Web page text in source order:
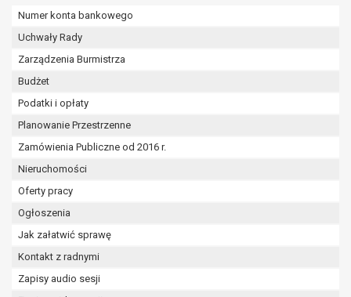
Numer konta bankowego
Uchwały Rady
Zarządzenia Burmistrza
Budżet
Podatki i opłaty
Planowanie Przestrzenne
Zamówienia Publiczne od 2016 r.
Nieruchomości
Oferty pracy
Ogłoszenia
Jak załatwić sprawę
Kontakt z radnymi
Zapisy audio sesji
interesie publicznym lub w ramach
powierzonej administratorowi bądź
realizowanych przez administratora
lub przez stronę trzecią.
że wykaże on istnienie ważnych prawnie
wolności osoby, której dane dotyczą, lub